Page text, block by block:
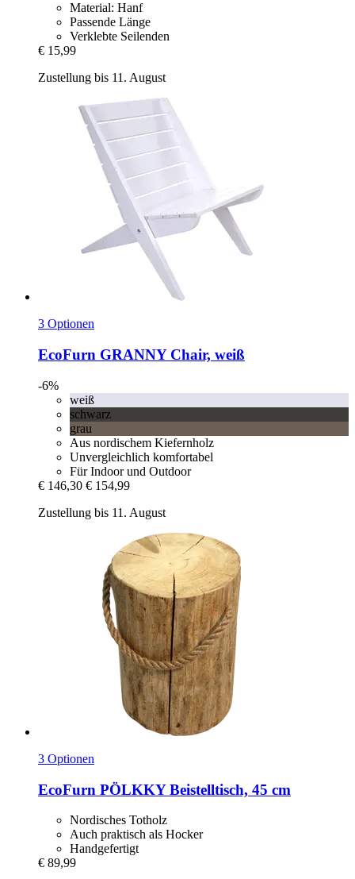
Material: Hanf
Passende Länge
Verklebte Seilenden
€ 15,99
Zustellung bis 11. August
3 Optionen
EcoFurn GRANNY Chair, weiß
-6%
weiß
schwarz
grau
Aus nordischem Kiefernholz
Unvergleichlich komfortabel
Für Indoor und Outdoor
€ 146,30 € 154,99
Zustellung bis 11. August
3 Optionen
EcoFurn PÖLKKY Beistelltisch, 45 cm
Nordisches Totholz
Auch praktisch als Hocker
Handgefertigt
€ 89,99